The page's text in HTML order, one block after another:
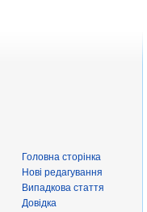
Головна сторінка
Нові редагування
Випадкова стаття
Довідка